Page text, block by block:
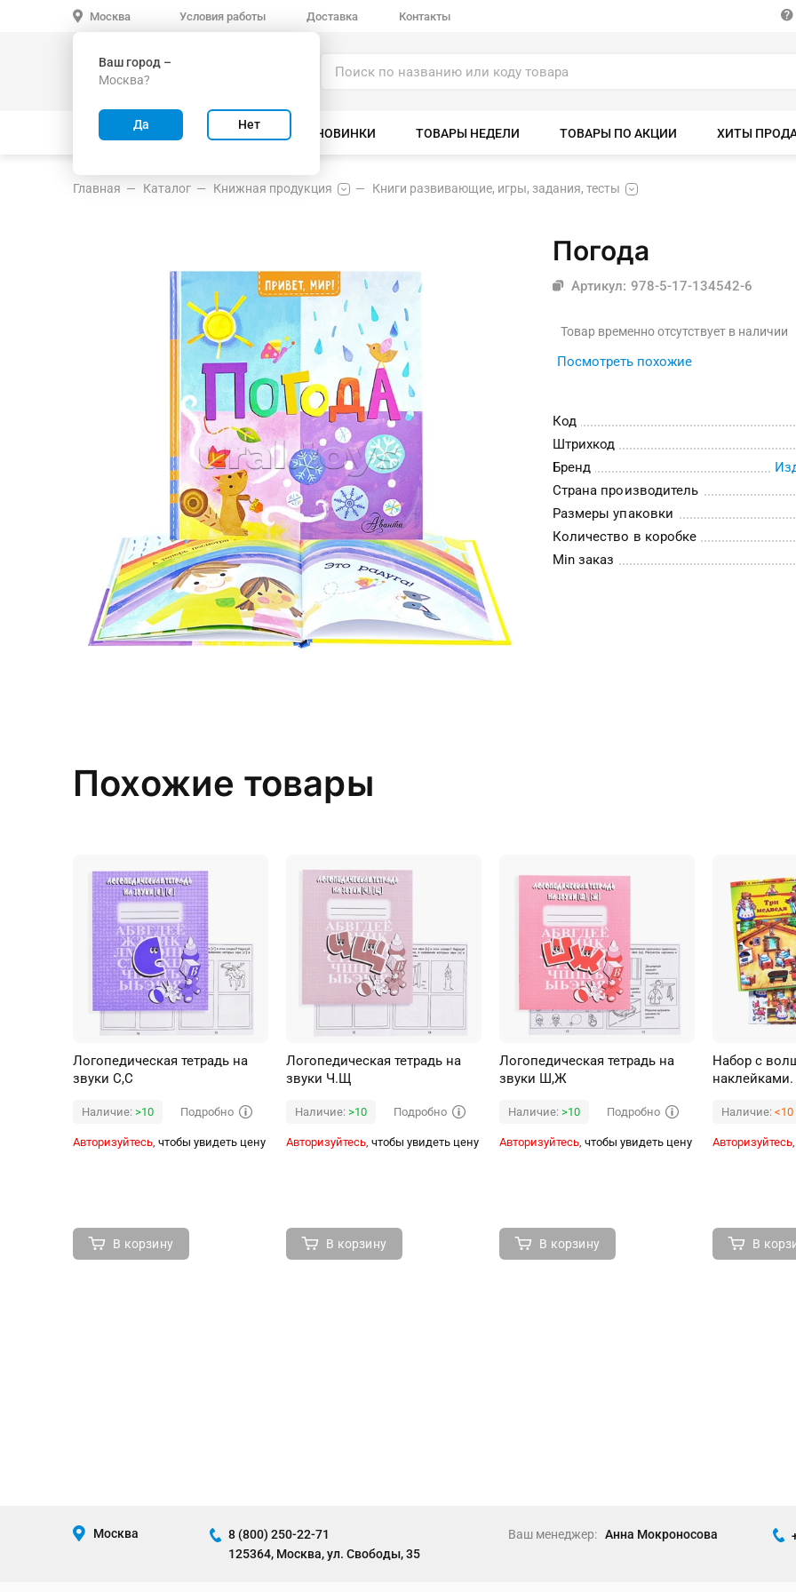
Москва
Ваш город –
Москва?
Да Нет
Условия работы Доставка Контакты
ВСЕ ТОВАРЫ ВЕЛОСИПЕДЫ НОВИНКИ ТОВАРЫ НЕДЕЛИ ТОВАРЫ ПО АКЦИИ ХИТЫ
Главная Каталог Книжная продукция Книги развивающие, игры, задания, тесты
Погода
Артикул: 978-5-17-134542-6
Товар временно отсутствует в наличии
Посмотреть похожие
Код
Штрихкод
Бренд
Страна производитель
Размеры упаковки
Количество в коробке
Min заказ
Похожие товары
Логопедическая тетрадь на
звуки С,С
Наличие: >10 Подробно
Авторизуйтесь, чтобы увидеть цену
В корзину
Логопедическая тетрадь на
звуки Ч.Щ
Наличие: >10 Подробно
Авторизуйтесь, чтобы увидеть цену
В корзину
Логопедическая тетрадь на
звуки Ш,Ж
Наличие: >10 Подробно
Авторизуйтесь, чтобы увидеть цену
В корзину
Набор с
Наличие: <10
Авторизуйтесь,
В
Москва
8 (800) 250-22-71
125364, Москва, ул. Свободы, 35
Ваш менеджер: Анна Мокроносова